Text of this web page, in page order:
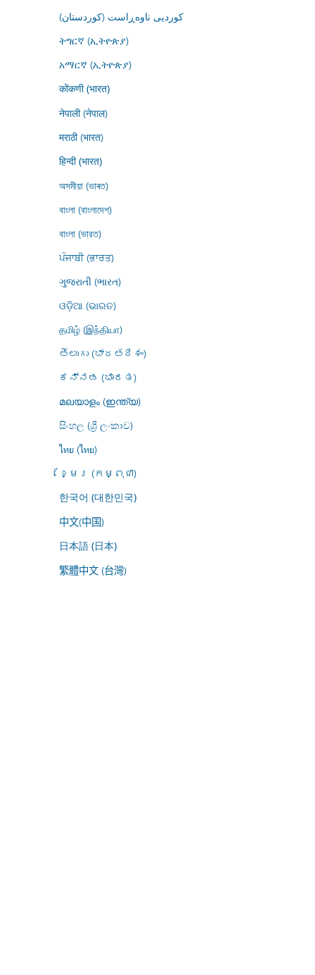
کوردیی ناوەڕاست (کوردستان)
ትግርኛ (ኢትዮጵያ)
አማርኛ (ኢትዮጵያ)
कोंकणी (भारत)
नेपाली (नेपाल)
मराठी (भारत)
हिन्दी (भारत)
অসমীয়া (ভাৰত)
বাংলা (বাংলাদেশ)
বাংলা (ভারত)
ਪੰਜਾਬੀ (ਭਾਰਤ)
ગુજરાતી (ભારત)
ଓଡ଼ିଆ (ଭାରତ)
தமிழ் (இந்தியா)
తెలుగు (భారతదేశం)
ಕನ್ನಡ (ಭಾರತ)
മലയാളം (ഇന്ത്യ)
සිංහල (ශ්‍රී ලංකාව)
ไทย (ไทย)
ខ្មែរ (កម្ពុជា)
한국어 (대한민국)
中文(中国)
日本語 (日本)
繁體中文 (台灣)